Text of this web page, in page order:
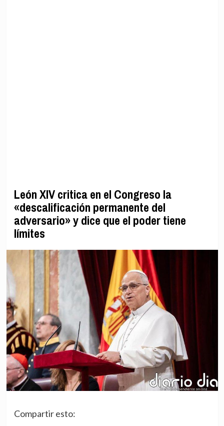
León XIV critica en el Congreso la
«descalificación permanente del
adversario» y dice que el poder tiene
límites
Compartir esto: